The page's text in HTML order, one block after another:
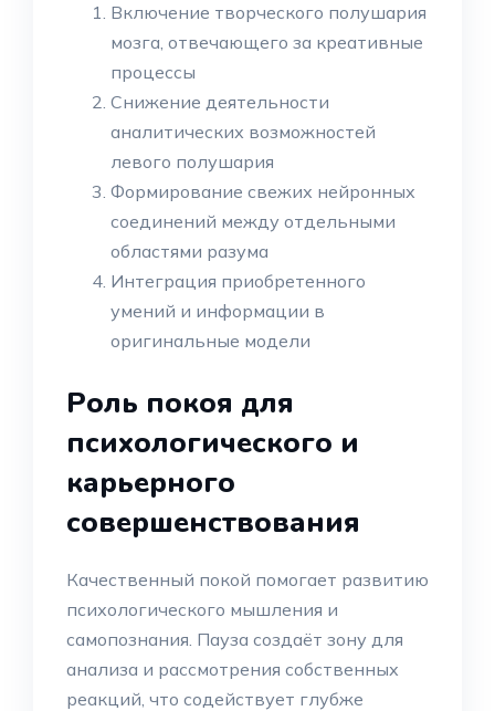
Включение творческого полушария
мозга, отвечающего за креативные
процессы
Снижение деятельности
аналитических возможностей
левого полушария
Формирование свежих нейронных
соединений между отдельными
областями разума
Интеграция приобретенного
умений и информации в
оригинальные модели
Роль покоя для
психологического и
карьерного
совершенствования
Качественный покой помогает развитию
психологического мышления и
самопознания. Пауза создаёт зону для
анализа и рассмотрения собственных
реакций, что содействует глубже